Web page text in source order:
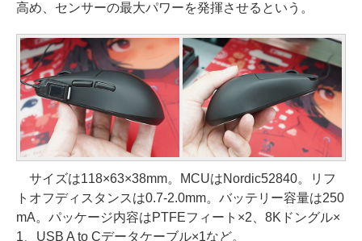
高め、センサーの最大パワーを発揮させるという。
サイズは118×63×38mm。MCUはNordic52840。リフ
トオフディスタンスは0.7-2.0mm。バッテリー容量は250
mA。パッケージ内容はPTFEフィート×2、8Kドングル×
1、USB A to Cデータケーブル×1など。